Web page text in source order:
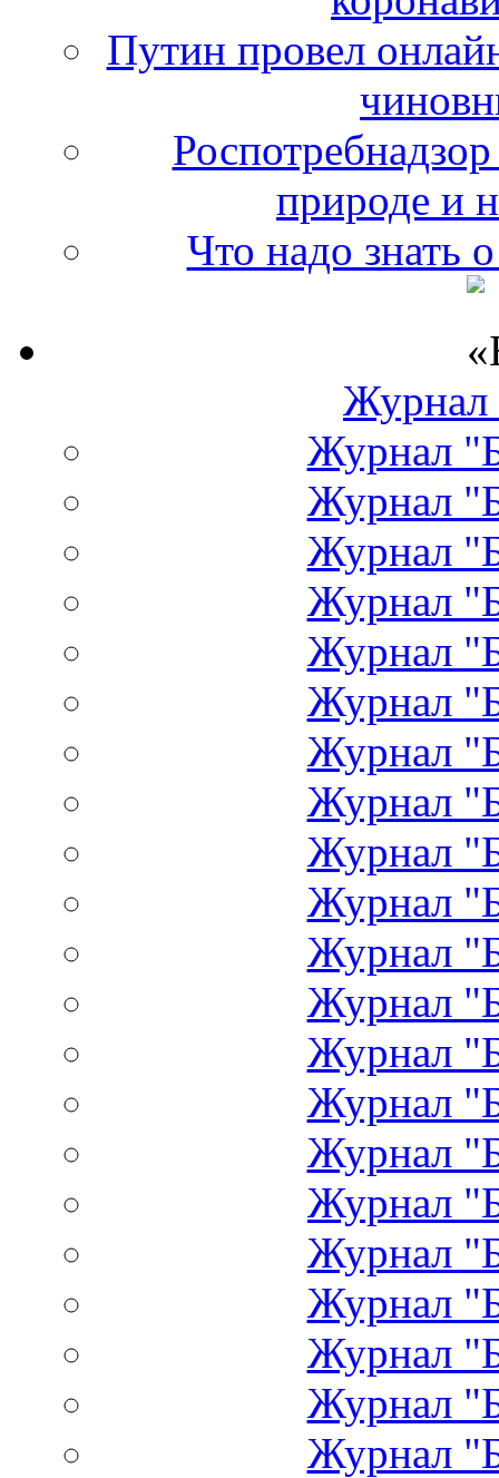
Путин провел
природе и
Что надо знать
Журнал
Журнал
Журнал
Журнал
Журнал
Журнал
Журнал
Журнал
Журнал
Журнал
Журнал
Журнал
Журнал
Журнал
Журнал
Журнал
Журнал
Журнал
Журнал
Журнал
Журнал
Журнал